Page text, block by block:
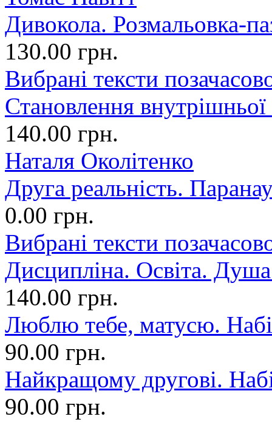
Дивокола. Розмальовка-
130.00 грн.
Вибрані тексти
Становлення
140.00 грн.
Наталя Околітенко
Друга реальність.
0.00 грн.
Вибрані тексти
Дисципліна. Освіта.
140.00 грн.
Люблю тебе, матусю.
90.00 грн.
Найкращому другові.
90.00 грн.